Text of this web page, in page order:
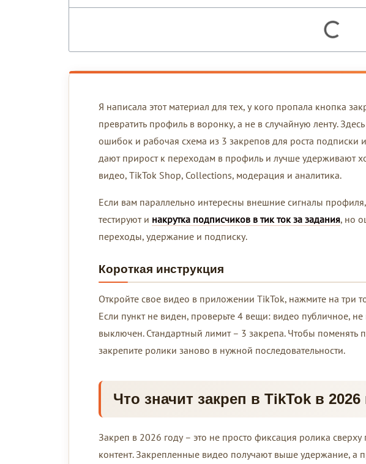
Я написала этот материал для тех, у кого пропала кнопка
превратить профиль в воронку, а не в случайную ленту.
ошибок и рабочая схема из 3 закрепов для роста подписки
дают прирост к переходам в профиль и лучше удерживают
видео, TikTok Shop, Collections, модерация и аналитика.
Если вам параллельно интересны внешние сигналы
тестируют и накрутка подписчиков в тик ток за задания, но
переходы, удержание и подписку.
Короткая инструкция
Откройте свое видео в приложении TikTok, нажмите на три
Если пункт не виден, проверьте 4 вещи: видео публичное,
выключен. Стандартный лимит – 3 закрепа. Чтобы поменять
закрепите ролики заново в нужной последовательности.
Что значит закреп в TikTok в 2026
Закреп в 2026 году – это не просто фиксация ролика
контент. Закрепленные видео получают выше удержание, а